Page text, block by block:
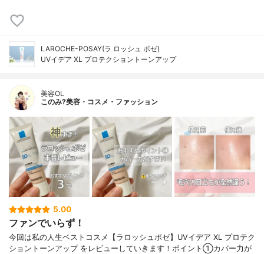
LAROCHE-POSAY(ラ ロッシュ ポゼ)
UVイデア XL プロテクショントーンアップ
美容OL
このみ?美容・コスメ・ファッション
5.00
ファンでいらず！
今回は私の人生ベストコスメ【ラロッシュポゼ】UVイデア XL プロテク
ショントーンアップ をレビューしていきます！ポイント①カバー力が